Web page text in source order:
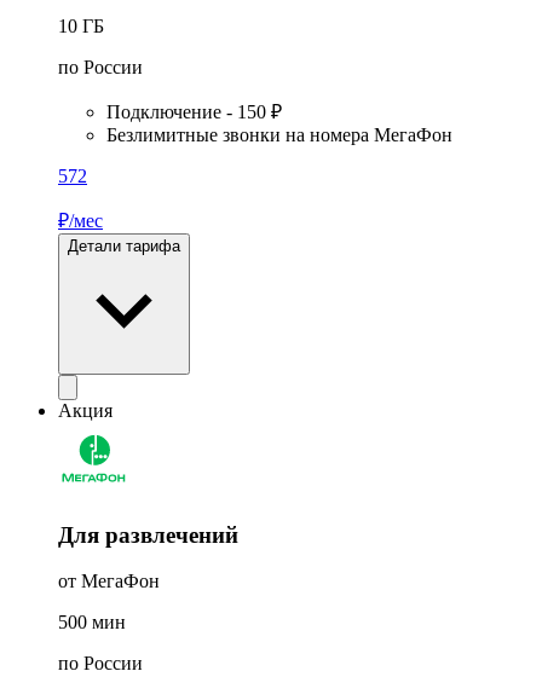
10 ГБ
по России
Подключение - 150 ₽
Безлимитные звонки на номера МегаФон
572
₽/мес
Детали тарифа
Акция
Для развлечений
от МегаФон
500 мин
по России